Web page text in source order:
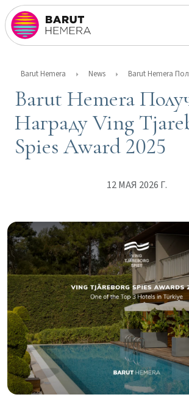
Barut Hemera News
Barut Hemera
Награду Ving
Spies Award 2025
12 МАЯ 2026 Г.